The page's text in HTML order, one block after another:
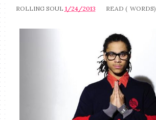
ROLLING SOUL 1/24/2013 READ ( WORDS)